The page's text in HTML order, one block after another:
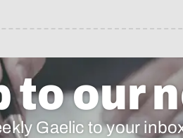
to our
Gaelic to your